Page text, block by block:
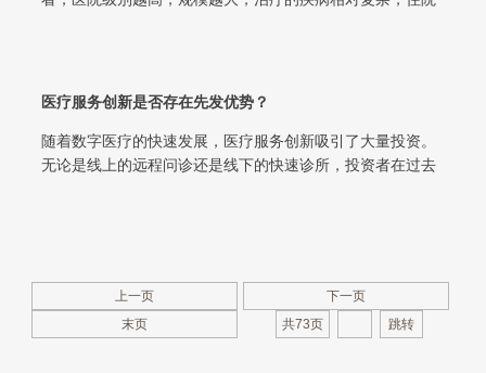
医疗服务创新是否存在先发优势？
随着数字医疗的快速发展，医疗服务创新吸引了大量投资。
无论是线上的远程问诊还是线下的快速诊所，投资者在过去
上一页
下一页
末页
共73页